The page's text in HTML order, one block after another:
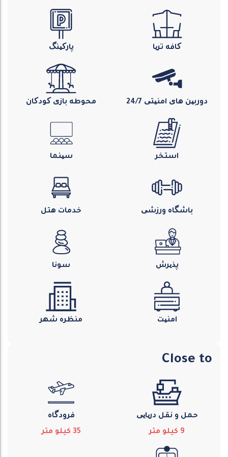
کافه تریا پارکینگ
دوربین های امنیتی 24/7 محوطه بازی کودکان
استخر سینما
باشگاه ورزشی خدمات هتل
پذیرش سونا
امنیت منظره شهر
Close to
حمل و نقل دریایی
9 كيلو متر
فرودگاه
35 كيلو متر